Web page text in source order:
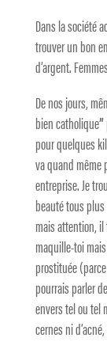
Dans la société
trouver un bon
d’argent.
De nos jours,
bien catholique”
pour quelques
va quand même
entreprise. Je
beauté tous
mais attention,
maquille-toi
prostituée
pourrais parler
envers tel ou tel
cernes ni